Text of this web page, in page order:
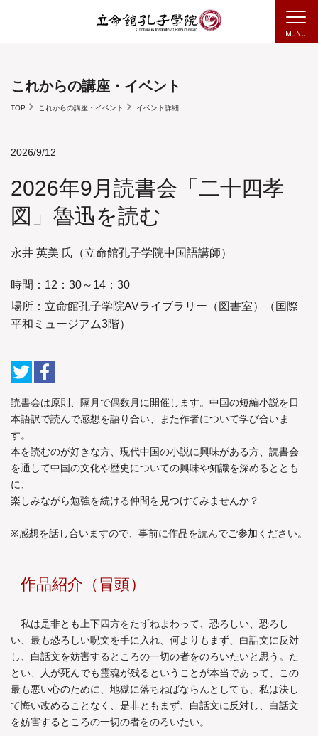
これからの講座・イベント
TOP これからの講座・イベント イベント詳細
2026/9/12
2026年9月読書会「二十四孝
図」魯迅を読む
永井 英美 氏（立命館孔子学院中国語講師）
時間：12：30～14：30
場所：立命館孔子学院AVライブラリー（図書室）（国際
平和ミュージアム3階）
読書会は原則、隔月で偶数月に開催します。中国の短編小説を日
本語訳で読んで感想を語り合い、また作者について学び合いま
す。
本を読むのが好きな方、現代中国の小説に興味がある方、読書会
を通して中国の文化や歴史についての興味や知識を深めるととも
に、
楽しみながら勉強を続ける仲間を見つけてみませんか？
※感想を話し合いますので、事前に作品を読んでご参加ください。
作品紹介（冒頭）
私は是非とも上下四方をたずねまわって、恐ろしい、恐ろし
い、最も恐ろしい呪文を手に入れ、何よりもまず、白話文に反対
し、白話文を妨害するところの一切の者をのろいたいと思う。た
とい、人が死んでも霊魂が残るということが本当であって、この
最も悪い心のために、地獄に落ちねばならんとしても、私は決し
て悔い改めることなく、是非ともまず、白話文に反対し、白話文
を妨害するところの一切の者をのろいたい。.......